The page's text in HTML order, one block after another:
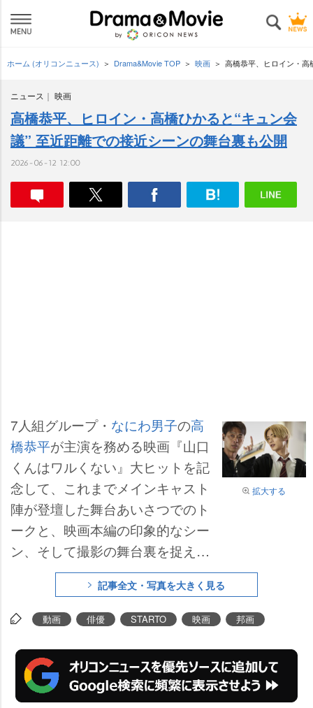
ホーム (オリコンニュース) Drama&Movie TOP 映画 高橋恭平、ヒロイン・高
ニュース 映画
高橋恭平、ヒロイン・高橋ひかると“キュン会
議” 至近距離での接近シーンの舞台裏も公開
2026-06-12 12:00
拡大する
7人組グループ・ なにわ男子の高
橋恭平が主演を務める映画『山口
くんはワルくない』大ヒットを記
念して、これまでメインキャスト
陣が登壇した舞台あいさつでのト
ークと、映画本編の印象的なシー
ン、そして撮影の舞台裏を捉えた
メイキング映像をミックスした
『キャストが語る!山口くんの魅力
大解剖スペシャル動画』が公開さ
キング風景が次々とはさみ込まれ
る、見応え抜群の特別構成に仕上
がっている。
記事全文・写真を大きく見る
動画 俳優 STARTO 映画 邦画